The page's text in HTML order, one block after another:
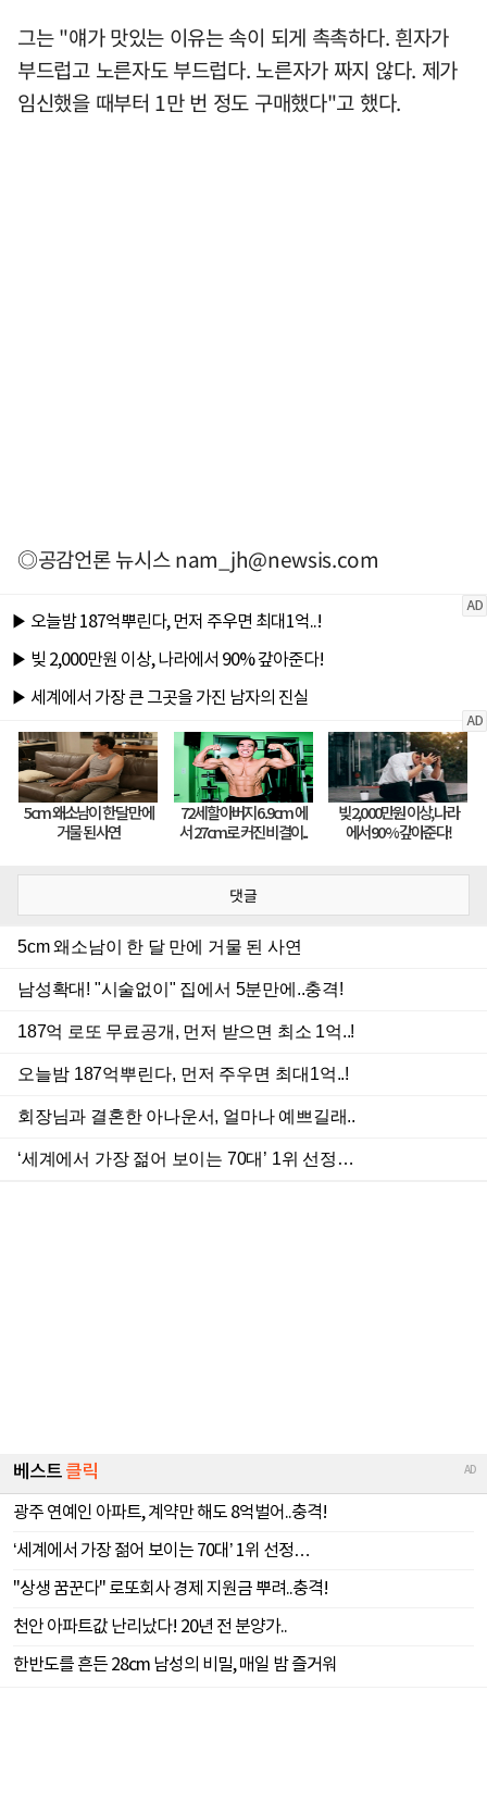
그는 "얘가 맛있는 이유는 속이 되게 촉촉하다. 흰자가
부드럽고 노른자도 부드럽다. 노른자가 짜지 않다. 제가
임신했을 때부터 1만 번 정도 구매했다"고 했다.
◎공감언론 뉴시스nam_jh@newsis.com
댓글